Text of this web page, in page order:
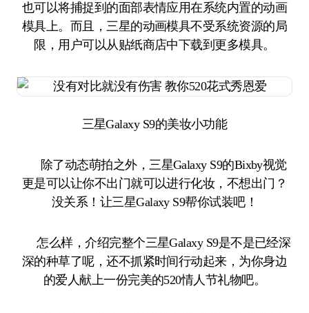
也可以将捕捉到的面部表情应用在系统内置的动画
模具上。而且，三星的动画模具不受系统资源的局
限，用户可以从贴纸商店中下载到更多模具。
三星Galaxy S9的美妆小功能
除了动态萌拍之外，三星Galaxy S9的Bixby视觉
更是可以让你不出门就可以进行化妆，不想出门？
没关系！让三星Galaxy S9帮你试装吧！
怎么样，介绍完整个三星Galaxy S9是不是已经深
深的种草了呢，还不抓紧时间行动起来，为你身边
的爱人献上一份完美的520情人节礼物吧。